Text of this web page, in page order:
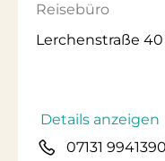
Reisebüro
Lerchenstraße
Details anzeigen
07131 9941390